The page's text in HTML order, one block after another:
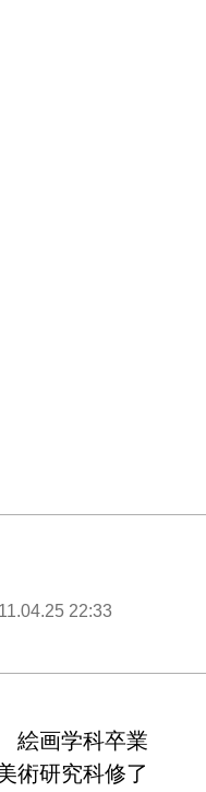
22:33
絵画学科卒業
術研究科修了